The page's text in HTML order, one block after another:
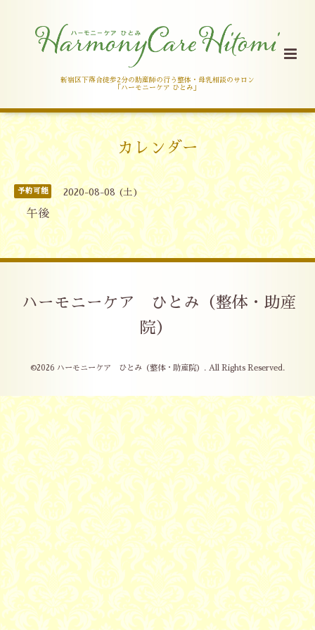
新宿区下落合徒歩2分の助産師の行う整体・母乳相談のサロン
「ハーモニーケア ひとみ」
カレンダー
予約可能 2020-08-08 (土)
午後
ハーモニーケア ひとみ（整体・助産
院）
©2026 ハーモニーケア ひとみ（整体・助産院） . All Rights Reserved.